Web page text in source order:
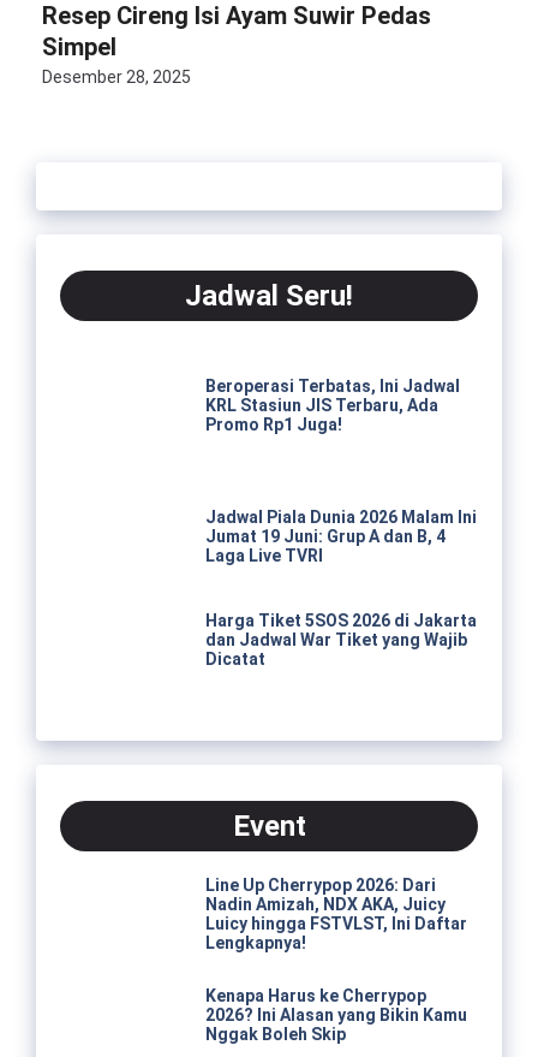
Resep Cireng Isi Ayam Suwir Pedas
Simpel
Desember 28, 2025
Jadwal Seru!
Beroperasi Terbatas, Ini Jadwal
KRL Stasiun JIS Terbaru, Ada
Promo Rp1 Juga!
Jadwal Piala Dunia 2026 Malam Ini
Jumat 19 Juni: Grup A dan B, 4
Laga Live TVRI
Harga Tiket 5SOS 2026 di Jakarta
dan Jadwal War Tiket yang Wajib
Dicatat
Event
Line Up Cherrypop 2026: Dari
Nadin Amizah, NDX AKA, Juicy
Luicy hingga FSTVLST, Ini Daftar
Lengkapnya!
Kenapa Harus ke Cherrypop
2026? Ini Alasan yang Bikin Kamu
Nggak Boleh Skip